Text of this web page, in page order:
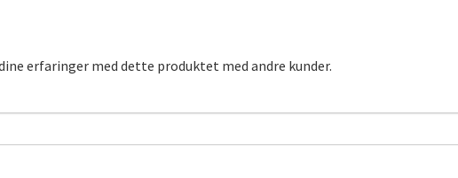
erfaringer med dette produktet med andre kunder.